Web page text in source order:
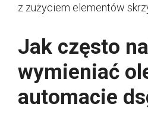
z zużyciem elementów
Jak często
wymieniać
automacie